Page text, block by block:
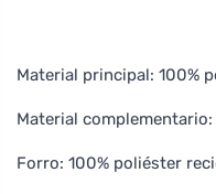
Material principal: 100%
Material
Forro: 100% poliéster